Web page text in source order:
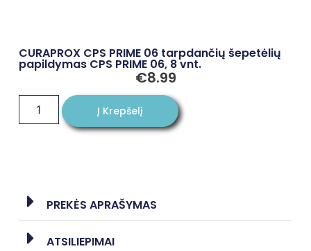
CURAPROX CPS PRIME 06 tarpdančių šepetėlių
papildymas CPS PRIME 06, 8 vnt.
€8.99
PREKĖS APRAŠYMAS
ATSILIEPIMAI
Į Krepšelį